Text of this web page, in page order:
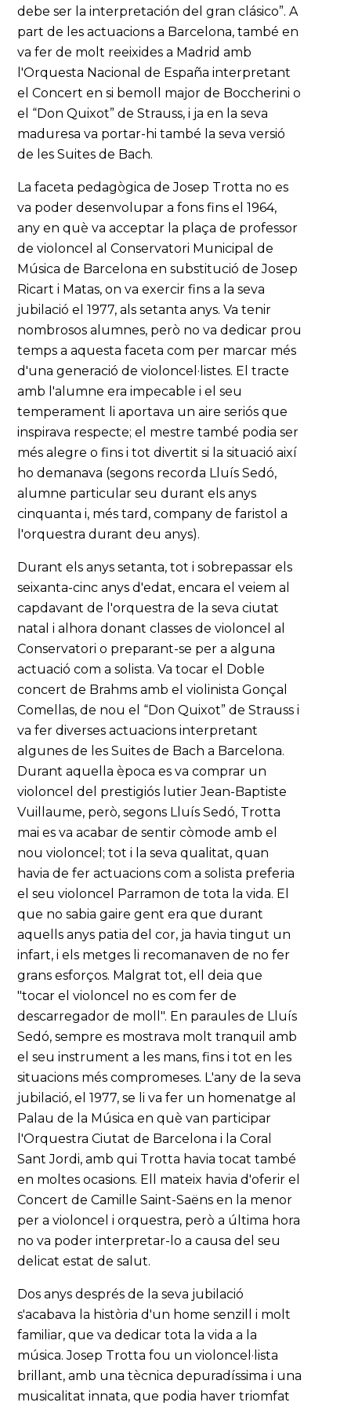
debe ser la interpretación del gran clásico”. A
part de les actuacions a Barcelona, també en
va fer de molt reeixides a Madrid amb
l'Orquesta Nacional de España interpretant
el Concert en si bemoll major de Boccherini o
el “Don Quixot” de Strauss, i ja en la seva
maduresa va portar-hi també la seva versió
de les Suites de Bach.
La faceta pedagògica de Josep Trotta no es
va poder desenvolupar a fons fins el 1964,
any en què va acceptar la plaça de professor
de violoncel al Conservatori Municipal de
Música de Barcelona en substitució de Josep
Ricart i Matas, on va exercir fins a la seva
jubilació el 1977, als setanta anys. Va tenir
nombrosos alumnes, però no va dedicar prou
temps a aquesta faceta com per marcar més
d'una generació de violoncel·listes. El tracte
amb l'alumne era impecable i el seu
temperament li aportava un aire seriós que
inspirava respecte; el mestre també podia ser
més alegre o fins i tot divertit si la situació així
ho demanava (segons recorda Lluís Sedó,
alumne particular seu durant els anys
cinquanta i, més tard, company de faristol a
l'orquestra durant deu anys).
Durant els anys setanta, tot i sobrepassar els
seixanta-cinc anys d'edat, encara el veiem al
capdavant de l'orquestra de la seva ciutat
natal i alhora donant classes de violoncel al
Conservatori o preparant-se per a alguna
actuació com a solista. Va tocar el Doble
concert de Brahms amb el violinista Gonçal
Comellas, de nou el “Don Quixot” de Strauss i
va fer diverses actuacions interpretant
algunes de les Suites de Bach a Barcelona.
Durant aquella època es va comprar un
violoncel del prestigiós lutier Jean-Baptiste
Vuillaume, però, segons Lluís Sedó, Trotta
mai es va acabar de sentir còmode amb el
nou violoncel; tot i la seva qualitat, quan
havia de fer actuacions com a solista preferia
el seu violoncel Parramon de tota la vida. El
que no sabia gaire gent era que durant
aquells anys patia del cor, ja havia tingut un
infart, i els metges li recomanaven de no fer
grans esforços. Malgrat tot, ell deia que
"tocar el violoncel no es com fer de
descarregador de moll". En paraules de Lluís
Sedó, sempre es mostrava molt tranquil amb
el seu instrument a les mans, fins i tot en les
situacions més compromeses. L'any de la seva
jubilació, el 1977, se li va fer un homenatge al
Palau de la Música en què van participar
l'Orquestra Ciutat de Barcelona i la Coral
Sant Jordi, amb qui Trotta havia tocat també
en moltes ocasions. Ell mateix havia d'oferir el
Concert de Camille Saint-Saëns en la menor
per a violoncel i orquestra, però a última hora
no va poder interpretar-lo a causa del seu
delicat estat de salut.
Dos anys després de la seva jubilació
s'acabava la història d'un home senzill i molt
familiar, que va dedicar tota la vida a la
música. Josep Trotta fou un violoncel·lista
brillant, amb una tècnica depuradíssima i una
musicalitat innata, que podia haver triomfat